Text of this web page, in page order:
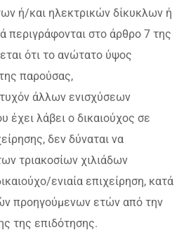
ή/και ηλεκτρικών δίκυκλων ή
περιγράφονται στο άρθρο 7 της
ότι το ανώτατο ύψος
παρούσας,
άλλων ενισχύσεων
έχει λάβει ο δικαιούχος σε
δεν δύναται να
τριακοσίων χιλιάδων
ενιαία επιχείρηση, κατά
προηγούμενων ετών από την
της επιδότησης.